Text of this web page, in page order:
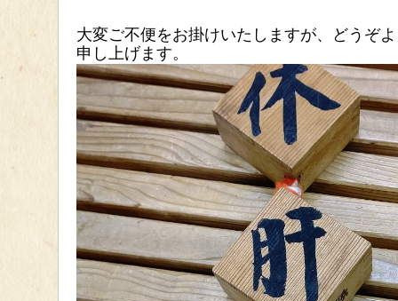
大変ご不便をお掛けいたしますが、どうぞ
申し上げます。